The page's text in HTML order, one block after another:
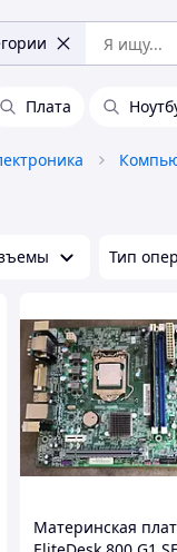
Плата
Тип
Материнская